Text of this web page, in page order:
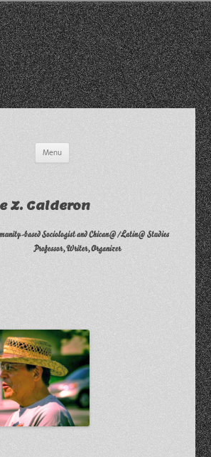
Menu
Z. Calderon
based Sociologist and Chican@/Latin@ Studies
Professor, Writer, Organizer